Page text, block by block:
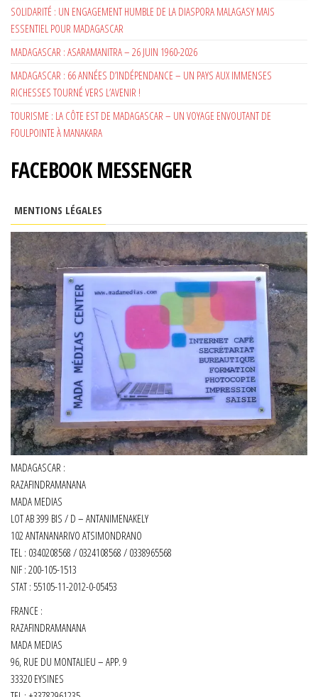
SOLIDARITÉ : UN ENGAGEMENT HUMBLE DE LA DIASPORA MALAGASY MAIS
ESSENTIEL POUR MADAGASCAR
MADAGASCAR : ASARAMANITRA – 26 JUIN 1960-2026
MADAGASCAR : 66 ANNÉES D’INDÉPENDANCE – UN PAYS AUX IMMENSES
RICHESSES TOURNÉ VERS L’AVENIR !
TOURISME : LA CÔTE EST DE MADAGASCAR – UN VOYAGE ENVOUTANT DE
FOULPOINTE À MANAKARA
FACEBOOK MESSENGER
MENTIONS LÉGALES
MADAGASCAR :
RAZAFINDRAMANANA
MADA MEDIAS
LOT AB 399 BIS / D – ANTANIMENAKELY
102 ANTANANARIVO ATSIMONDRANO
TEL : 0340208568 / 0324108568 / 0338965568
NIF : 200-105-1513
STAT : 55105-11-2012-0-05453
FRANCE :
RAZAFINDRAMANANA
MADA MEDIAS
96, RUE DU MONTALIEU – APP. 9
33320 EYSINES